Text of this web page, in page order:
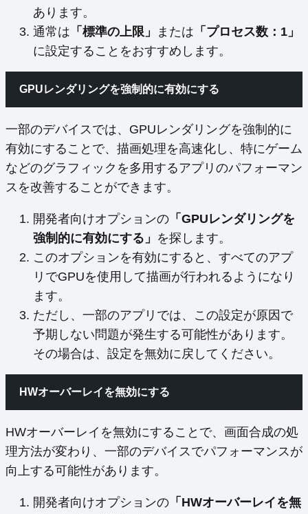
あります。
通常は 「標準の上限」 または 「プロセス数：1」
に設定することをおすすめします。
GPUレンダリングを強制的に有効にする
一部のデバイスでは、GPUレンダリングを強制的に
有効にすることで、描画処理を高速化し、特にゲーム
などのグラフィックを多用するアプリのパフォーマン
スを改善することができます。
開発者向けオプションの 「GPUレンダリングを
強制的に有効にする」 を探します。
このオプションを有効にすると、すべてのアプ
リでGPUを使用して描画が行われるようになり
ます。
ただし、一部のアプリでは、この設定が原因で
予期しない問題が発生する可能性があります。
その場合は、設定を無効に戻してください。
HWオーバーレイを無効にする
HWオーバーレイを無効にすることで、画面合成の処
理方法が変わり、一部のデバイスでパフォーマンスが
向上する可能性があります。
開発者向けオプションの 「HWオーバーレイを無